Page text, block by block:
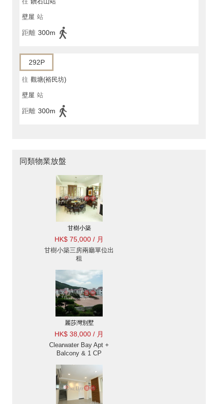
壁屋 站
距離 300m
292P
往 觀塘(裕民坊)
壁屋 站
距離 300m
同類物業放盤
甘樹小築
HK$ 75,000 / 月
甘樹小築三房兩廳單位出
租
麗莎灣別墅
HK$ 38,000 / 月
Clearwater Bay Apt +
Balcony & 1 CP